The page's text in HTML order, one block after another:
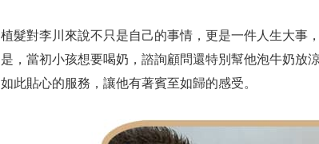
植髮對李川來說不只是自己的事情，更是一件人生大事
是，當初小孩想要喝奶，諮詢顧問還特別幫他泡牛奶放
如此貼心的服務，讓他有著賓至如歸的感受。